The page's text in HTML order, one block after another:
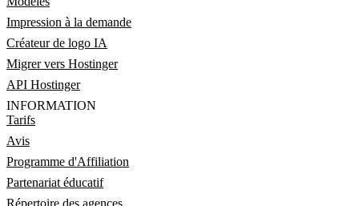
Impression à la demande
Créateur de logo IA
Migrer vers Hostinger
API Hostinger
INFORMATION
Tarifs
Avis
Programme d'Affiliation
Partenariat éducatif
Répertoire des agences